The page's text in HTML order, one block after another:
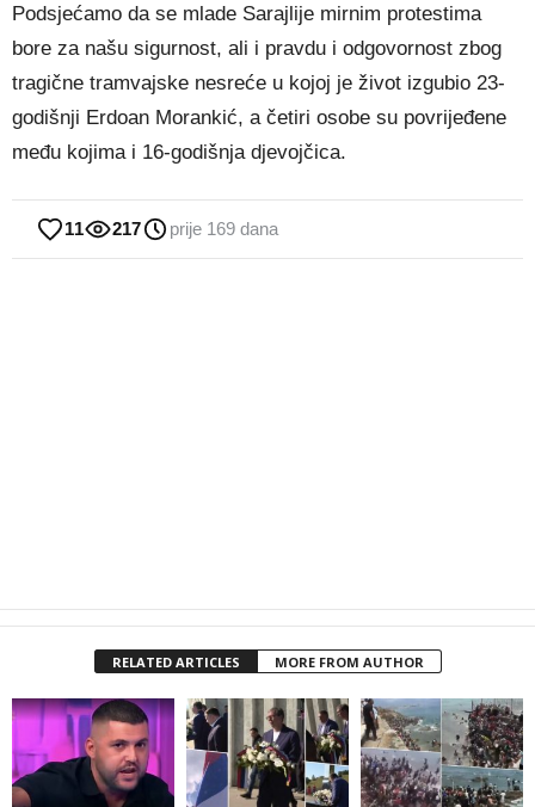
Podsjećamo da se mlade Sarajlije mirnim protestima
bore za našu sigurnost, ali i pravdu i odgovornost zbog
tragične tramvajske nesreće u kojoj je život izgubio 23-
godišnji Erdoan Morankić, a četiri osobe su povrijeđene
među kojima i 16-godišnja djevojčica.
11 217 prije 169 dana
RELATED ARTICLES MORE FROM AUTHOR